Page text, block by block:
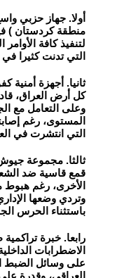
أولا. جهاز حزبي
منطقة كردستان )
لتنفيذ كافة
التي تدنت كثيرا في
ثانيا. أجهزة أمنية
كل أرض العراق،
وعلى التعامل مع
المستوى، رغم
التي انتشرت في
ثالثا. مجموعة
قمع قاسية ضد
الأخرى، رغم هبوط
وتردي وضعها
باستثناء الحرس
رابعا. خبرة
الاضطرابات
على وسائل الضبط